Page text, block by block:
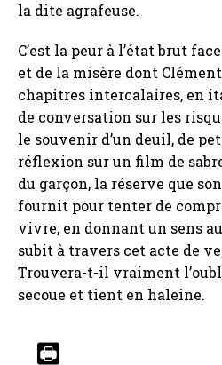
la dite agrafeuse.
C’est la peur à l’état brut
et de la misère dont
chapitres intercalaires, en
de conversation sur les
le souvenir d’un deuil, de
réflexion sur un film de
du garçon, la réserve que
fournit pour tenter de
vivre, en donnant un sens
subit à travers cet acte de
Trouvera-t-il vraiment
secoue et tient en haleine.